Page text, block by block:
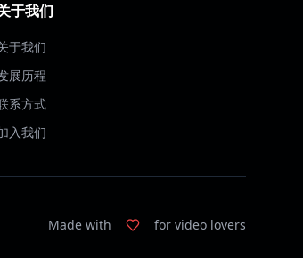
于我们
于我们
展历程
系方式
入我们
Made with for video lovers